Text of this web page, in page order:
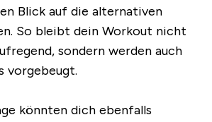
Blick auf die alternativen
So bleibt dein Workout nicht
sondern werden auch
vorgebeugt.
könnten dich ebenfalls